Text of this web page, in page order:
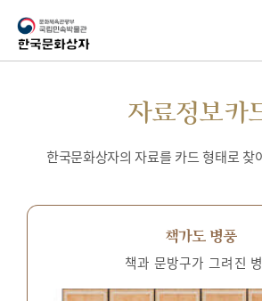
자료정보카
한국문화상자의 자료를 카드 형태로 찾
책가도 병풍
책과 문방구가 그려진